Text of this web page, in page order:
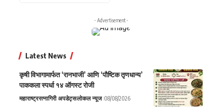
- Advertisement -
Latest News
कृषी विभागामार्फत ‘रानभाजी’ आणि ‘पौष्टिक तृणधान्य’
पाककला स्पर्धा १४ ऑगस्ट रोजी
महाराष्ट्ररत्नागिरी अपडेट्सलोकल न्यूज 08/08/2026